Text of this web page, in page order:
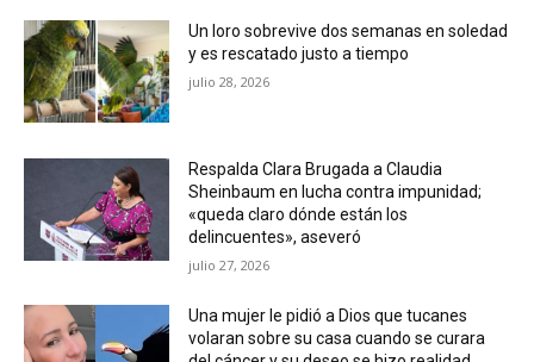
Un loro sobrevive dos semanas en soledad
y es rescatado justo a tiempo
julio 28, 2026
Respalda Clara Brugada a Claudia
Sheinbaum en lucha contra impunidad;
«queda claro dónde están los
delincuentes», aseveró
julio 27, 2026
Una mujer le pidió a Dios que tucanes
volaran sobre su casa cuando se curara